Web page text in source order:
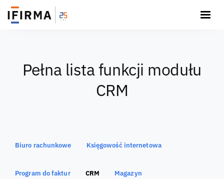
Pełna lista funkcji modułu
CRM
Biuro rachunkowe Księgowość internetowa
Program do faktur CRM Magazyn